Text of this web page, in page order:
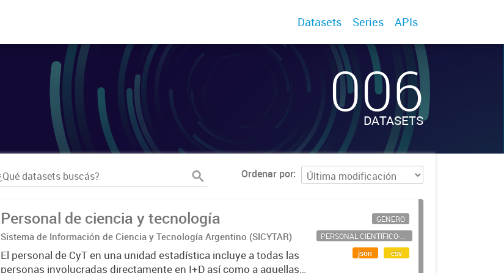
Datasets Series APIs
006
DATASETS
Ordenar por
Personal de ciencia y tecnología
Sistema de Información de Ciencia y Tecnología Argentino (SICYTAR)
El personal de CyT en una unidad estadística incluye a todas las
personas involucradas directamente en I+D así como a aquellas
GÉNERO
PERSONAL CIENTÍFICO-TECNOLÓGICO
json
csv